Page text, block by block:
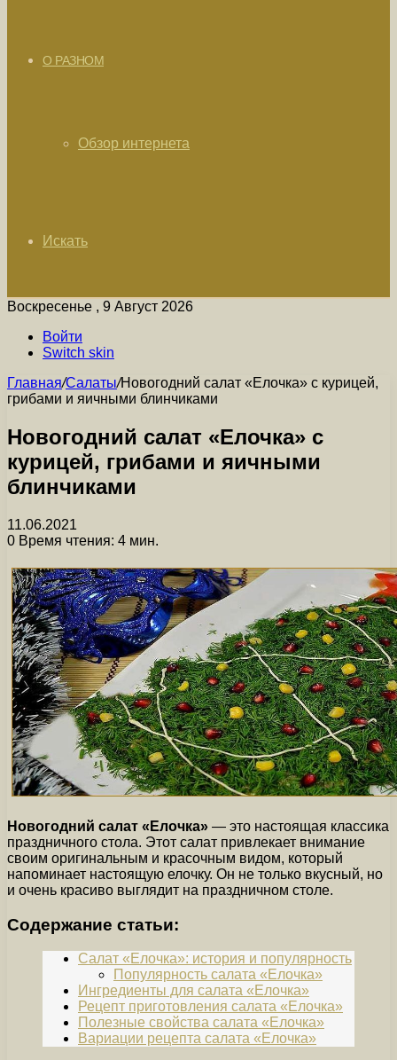
О РАЗНОМ
Обзор интернета
Искать
Воскресенье , 9 Август 2026
Войти
Switch skin
Главная/Салаты/Новогодний салат «Елочка» с курицей,
грибами и яичными блинчиками
Новогодний салат «Елочка» с
курицей, грибами и яичными
блинчиками
11.06.2021
0 Время чтения: 4 мин.
Новогодний салат «Елочка» — это настоящая классика
праздничного стола. Этот салат привлекает внимание
своим оригинальным и красочным видом, который
напоминает настоящую елочку. Он не только вкусный, но
и очень красиво выглядит на праздничном столе.
Содержание статьи:
Салат «Елочка»: история и популярность
Популярность салата «Елочка»
Ингредиенты для салата «Елочка»
Рецепт приготовления салата «Елочка»
Полезные свойства салата «Елочка»
Вариации рецепта салата «Елочка»